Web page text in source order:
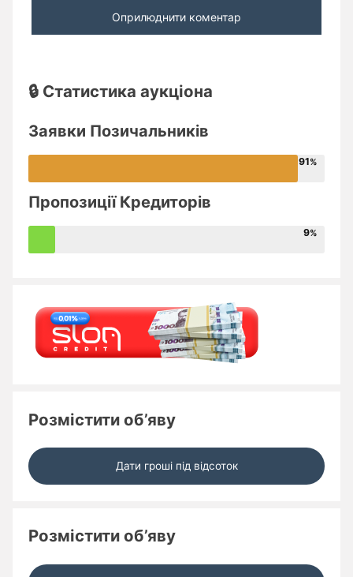
🔒 Статистика аукціона
Заявки Позичальників
91
Пропозиції Кредиторів
9
Розмістити об’яву
Дати гроші під відсоток
Розмістити об’яву